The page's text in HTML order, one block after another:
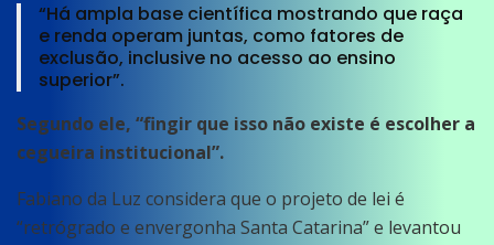
“Há ampla base científica mostrando que raça
e renda operam juntas, como fatores de
exclusão, inclusive no acesso ao ensino
superior”.
Segundo ele, “fingir que isso não existe é escolher a
cegueira institucional”.
Fabiano da Luz considera que o projeto de lei é
“retrógrado e envergonha Santa Catarina” e levantou